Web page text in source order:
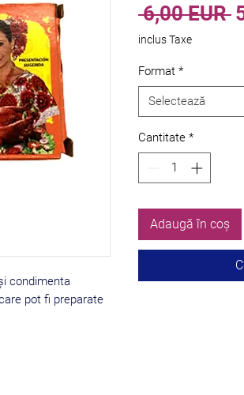
condimenta
pot fi preparate
6,00 EUR
inclus Taxe
Format *
Selectează
Cantitate *
Adaugă în coș